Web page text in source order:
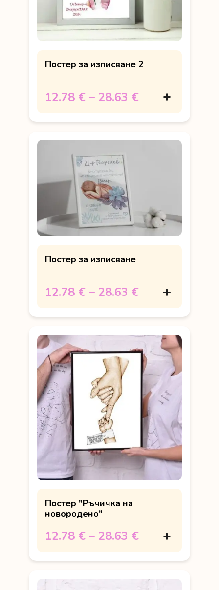
Постер за изписване 2
12.78 € – 28.63 €
Постер за изписване
12.78 € – 28.63 €
Постер "Ръчичка на
новородено"
12.78 € – 28.63 €